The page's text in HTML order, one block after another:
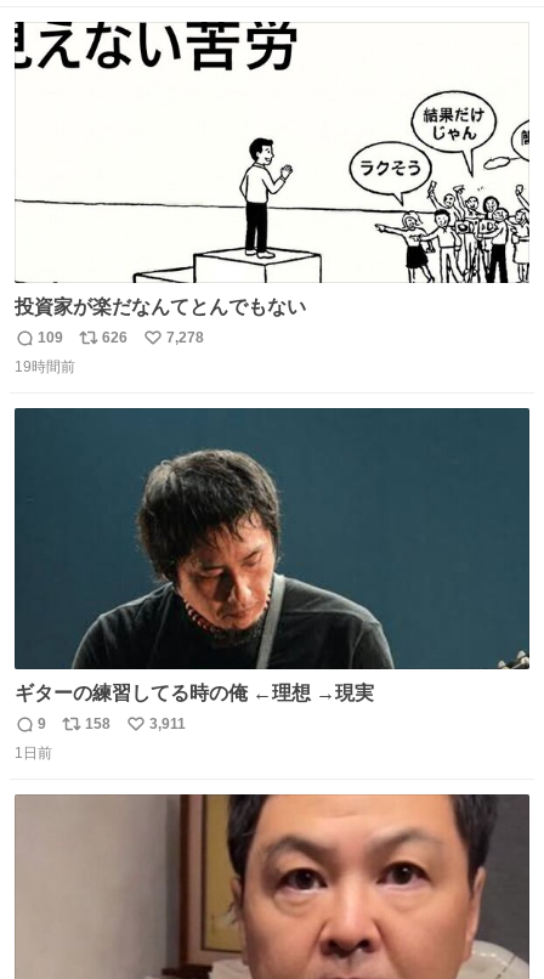
ト
数
数
投資家が楽だなんてとんでもない
返
信
109
リ
626
い
7,278
19時間前
ギターの練習してる時の俺 ←理想 →現実
返
信
9
リ
158
い
3,911
1日前